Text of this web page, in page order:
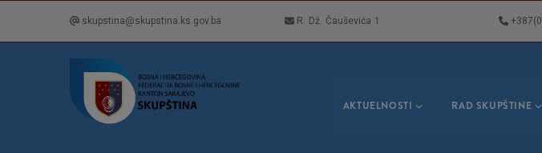
skupstina@skupstina.ks.gov.ba R. Dž. Čauševića 1
NAVIGACIJA
AKTUELNOSTI RAD SKUPŠTINE